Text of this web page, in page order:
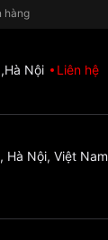
hàng
Nội
Liên hệ
Hà Nội, Việt Nam